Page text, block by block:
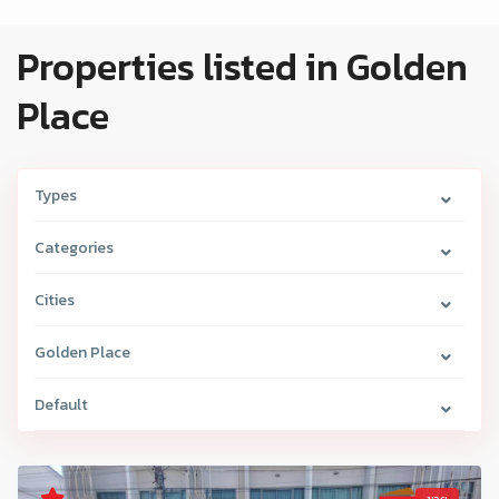
Properties listed in Golden
Place
Types
Categories
Cities
Golden Place
Default